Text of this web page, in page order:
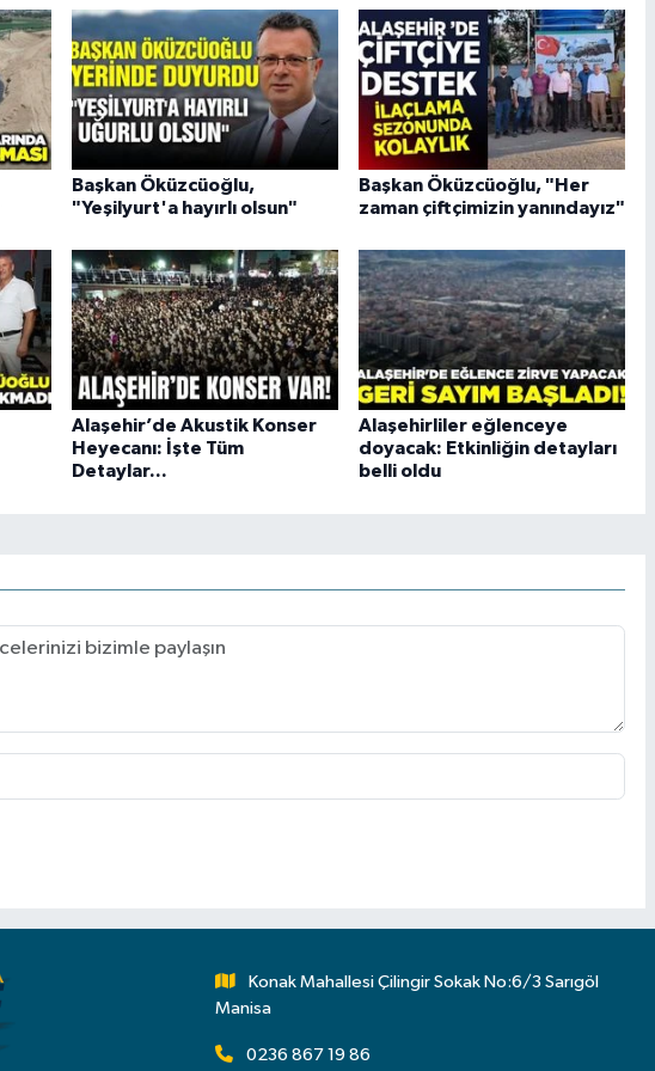
Başkan Öküzcüoğlu,
"Yeşilyurt'a hayırlı olsun"
Başkan Öküzcüoğlu, "Her
zaman çiftçimizin yanındayız"
Alaşehir’de Akustik Konser
Heyecanı: İşte Tüm
Detaylar...
Alaşehirliler eğlenceye
doyacak: Etkinliğin detayları
belli oldu
Konak Mahallesi Çilingir Sokak No:6/3 Sarıgöl
Manisa
0236 867 19 86